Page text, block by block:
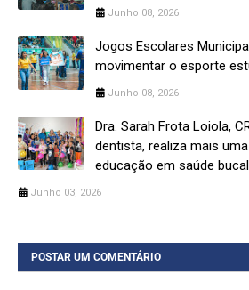
Junho 08, 2026
Jogos Escolares
movimentar o esporte
Junho 08, 2026
Dra. Sarah Frota Loiola,
dentista, realiza mais
educação em saúde
Junho 03, 2026
POSTAR UM COMENTÁRIO